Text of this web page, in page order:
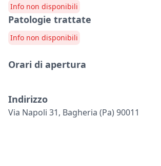
Info non disponibili
Patologie trattate
Info non disponibili
Orari di apertura
Indirizzo
Via Napoli 31, Bagheria (pa) 90011